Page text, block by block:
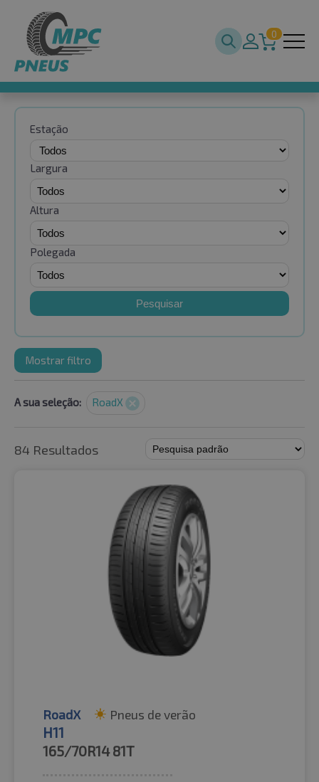
0
Estação
Largura
Altura
Polegada
Pesquisar
Mostrar filtro
A sua seleção: RoadX
84 Resultados
RoadX Pneus de verão
H11
165/70R14 81T